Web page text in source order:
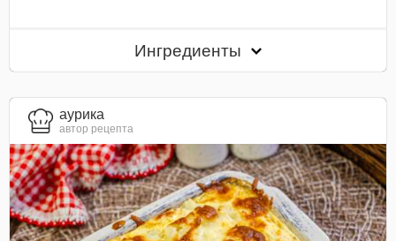
Ингредиенты
aурика
автор рецепта